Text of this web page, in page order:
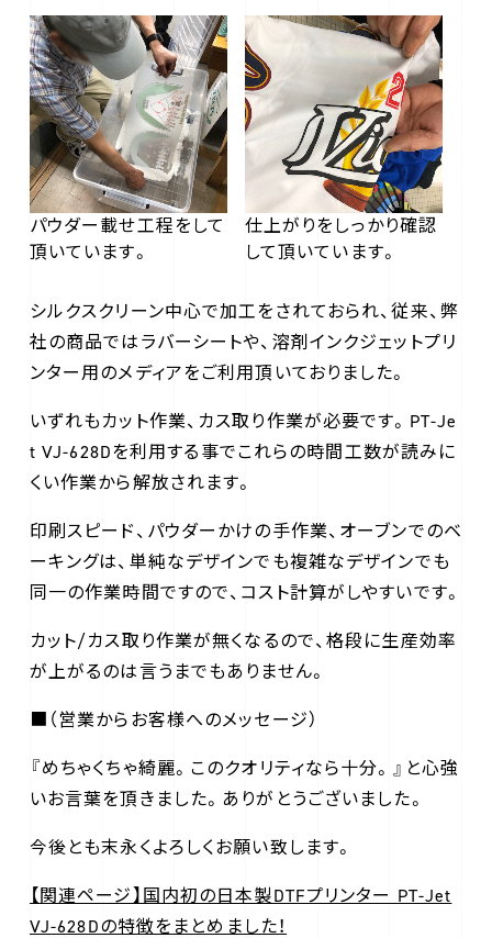
パウダー載せ工程をして
頂いています。
仕上がりをしっかり確認
して頂いています。
シルクスクリーン中心で加工をされておられ、従来、弊
社の商品ではラバーシートや、溶剤インクジェットプリ
ンター用のメディアをご利用頂いておりました。
いずれもカット作業、カス取り作業が必要です。PT-Je
t VJ-628Dを利用する事でこれらの時間工数が読みに
くい作業から解放されます。
印刷スピード、パウダーかけの手作業、オーブンでのベ
ーキングは、単純なデザインでも複雑なデザインでも
同一の作業時間ですので、コスト計算がしやすいです。
カット/カス取り作業が無くなるので、格段に生産効率
が上がるのは言うまでもありません。
■（営業からお客様へのメッセージ）
『めちゃくちゃ綺麗。このクオリティなら十分。』と心強
いお言葉を頂きました。ありがとうございました。
今後とも末永くよろしくお願い致します。
【関連ページ】国内初の日本製DTFプリンター PT-Jet
VJ-628Dの特徴をまとめました！